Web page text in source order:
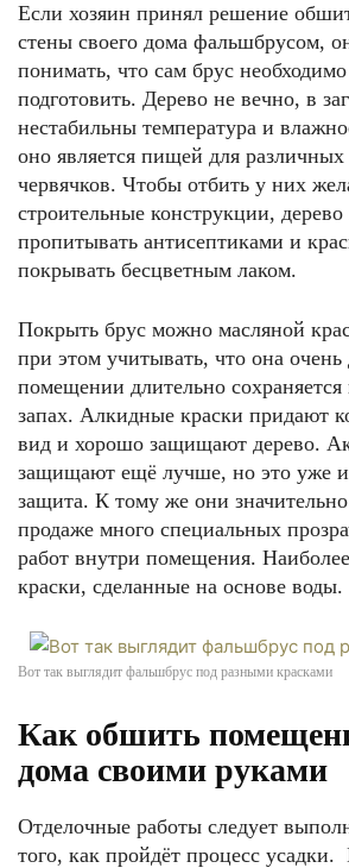
Если хозяин принял решение
стены своего дома фальшбрусом,
понимать, что сам брус
подготовить. Дерево не вечно, в
нестабильны температура и
оно является пищей для
червячков. Чтобы отбить у них
строительные конструкции, дерево
пропитывать антисептиками и
покрывать бесцветным лаком.
Покрыть брус можно масляной
при этом учитывать, что она очень
помещении длительно
запах. Алкидные краски придают
вид и хорошо защищают дерево.
защищают ещё лучше, но это уже
защита. К тому же они
продаже много специальных
работ внутри помещения.
краски, сделанные на основе воды.
Вот так выглядит фальшбрус под разными красками
Как обшить
дома своими руками
Отделочные работы следует
того, как пройдёт процесс